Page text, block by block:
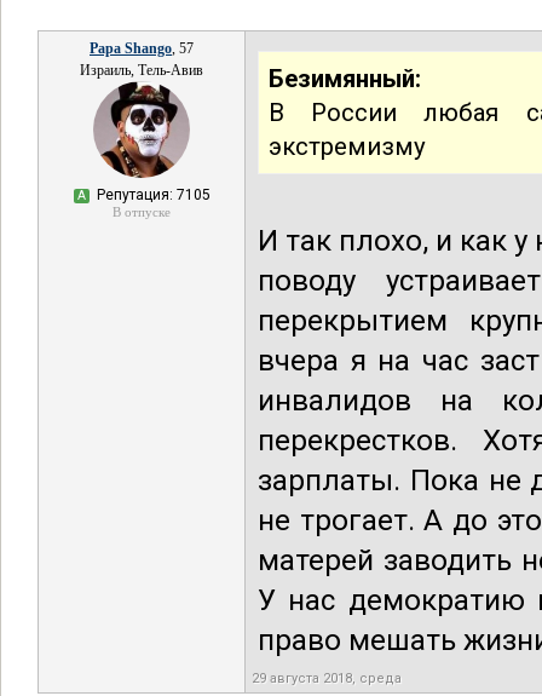
Papa Shango, 57
Израиль, Тель-Авив
А Репутация: 7105
В отпуске
Безимянный:
В России любая
экстремизму
И так плохо, и как
поводу
перекрытием
вчера я на час
инвалидов на
перекрестков.
зарплаты. Пока не
не трогает. А до
матерей заводить
У нас демократию
право мешать
29 августа 2018, среда